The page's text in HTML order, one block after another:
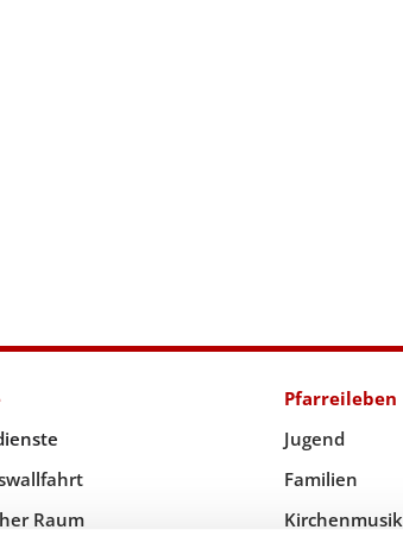
Raum
Pfarreileben
Jugend
Familien
Kirchenmusik